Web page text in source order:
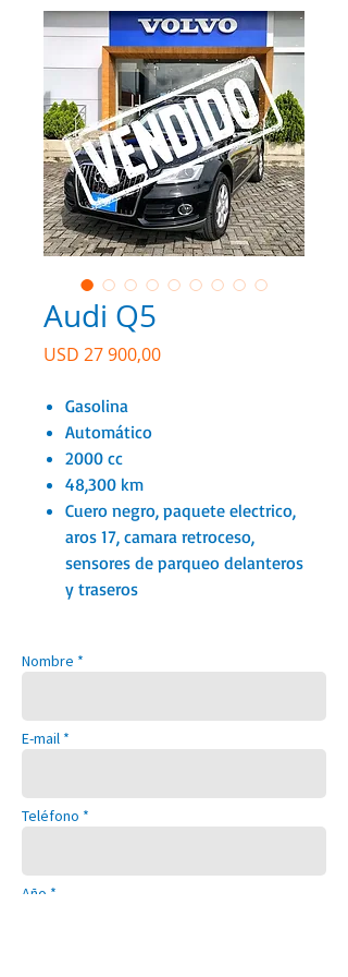
Audi Q5
USD 27 900,00Precio
Gasolina
Automático
2000 cc
48,300 km
Cuero negro, paquete electrico,
aros 17, camara retroceso,
sensores de parqueo delanteros
y traseros
Nombre *
E-mail *
Teléfono *
Año *